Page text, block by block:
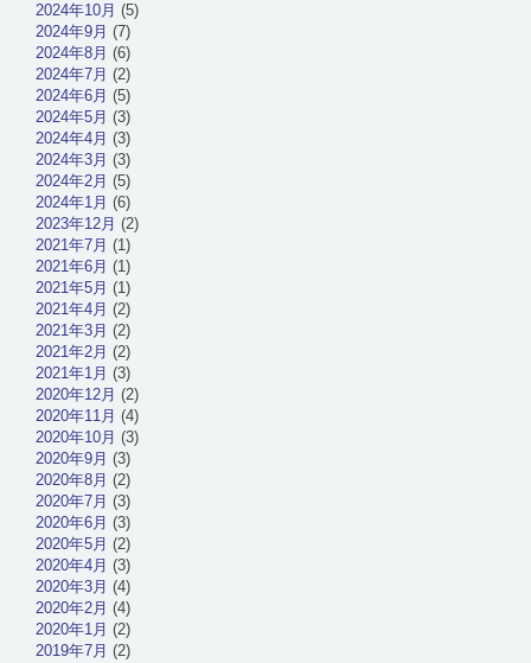
2024年10月 (5)
2024年9月 (7)
2024年8月 (6)
2024年7月 (2)
2024年6月 (5)
2024年5月 (3)
2024年4月 (3)
2024年3月 (3)
2024年2月 (5)
2024年1月 (6)
2023年12月 (2)
2021年7月 (1)
2021年6月 (1)
2021年5月 (1)
2021年4月 (2)
2021年3月 (2)
2021年2月 (2)
2021年1月 (3)
2020年12月 (2)
2020年11月 (4)
2020年10月 (3)
2020年9月 (3)
2020年8月 (2)
2020年7月 (3)
2020年6月 (3)
2020年5月 (2)
2020年4月 (3)
2020年3月 (4)
2020年2月 (4)
2020年1月 (2)
2019年7月 (2)